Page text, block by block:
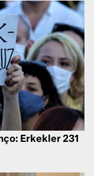
Erkekler 231